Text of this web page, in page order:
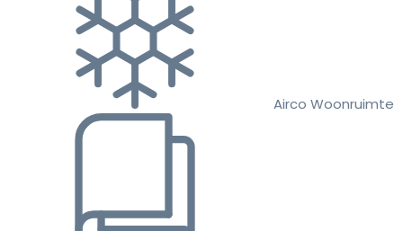
Airco Woonruimte